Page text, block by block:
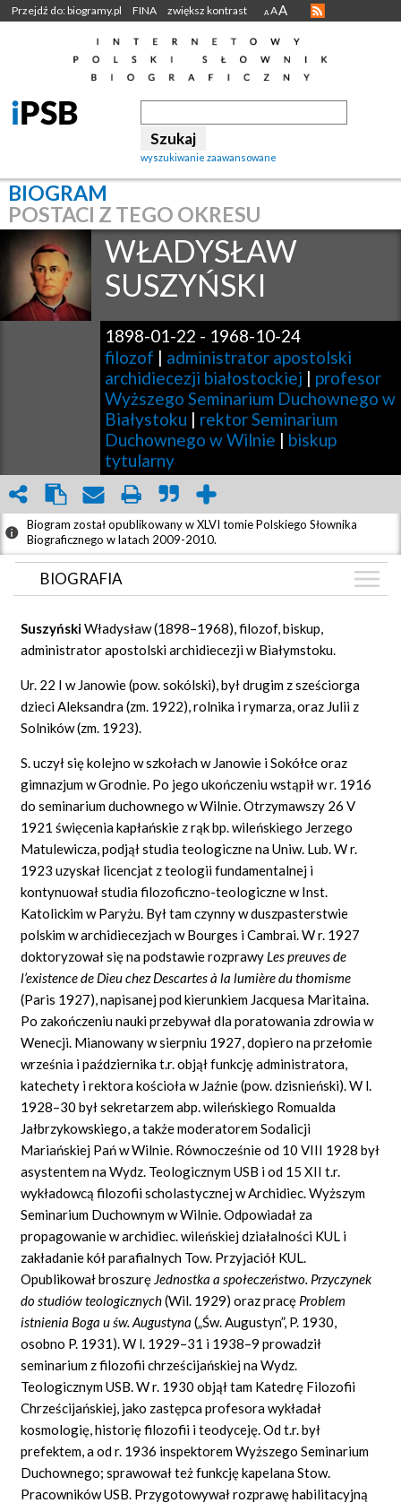
Przejdź do: biogramy.pl FINA zwiększ kontrast A AA
wyszukiwanie zaawansowane
BIOGRAM
POSTACI Z TEGO OKRESU
WŁADYSŁAW
SUSZYŃSKI
1898-01-22 - 1968-10-24
filozof | administrator apostolski
archidiecezji białostockiej | profesor
Wyższego Seminarium Duchownego w
Białystoku | rektor Seminarium
Duchownego w Wilnie | biskup
tytularny
Biogram został opublikowany w XLVI tomie Polskiego Słownika
Biograficznego w latach 2009-2010.
BIOGRAFIA
ZDJĘCIA (1)
GRAF POWIĄZAŃ
DYSKUSJA
Mapa
SuszyńskiWładysław (1898–1968), filozof, biskup,
administrator apostolski archidiecezji w Białymstoku.
Ur. 22 I w Janowie (pow. sokólski), był drugim z sześciorga
dzieci Aleksandra (zm. 1922), rolnika i rymarza, oraz Julii z
Solników (zm. 1923).
S. uczył się kolejno w szkołach w Janowie i Sokółce oraz
gimnazjum w Grodnie. Po jego ukończeniu wstąpił w r. 1916
do seminarium duchownego w Wilnie. Otrzymawszy 26 V
1921 święcenia kapłańskie z rąk bp. wileńskiego Jerzego
Matulewicza, podjął studia teologiczne na Uniw. Lub. W r.
1923 uzyskał licencjat z teologii fundamentalnej i
kontynuował studia filozoficzno-teologiczne w Inst.
Katolickim w Paryżu. Był tam czynny w duszpasterstwie
polskim w archidiecezjach w Bourges i Cambrai. W r. 1927
doktoryzował się na podstawie rozprawy Les preuves de
l’existence de Dieu chez Descartes à la lumière du thomisme
(Paris 1927), napisanej pod kierunkiem Jacquesa Maritaina.
Po zakończeniu nauki przebywał dla poratowania zdrowia w
Wenecji. Mianowany w sierpniu 1927, dopiero na przełomie
września i października t.r. objął funkcję administratora,
katechety i rektora kościoła w Jaźnie (pow. dzisnieński). W l.
1928–30 był sekretarzem abp. wileńskiego Romualda
Jałbrzykowskiego, a także moderatorem Sodalicji
Mariańskiej Pań w Wilnie. Równocześnie od 10 VIII 1928 był
asystentem na Wydz. Teologicznym USB i od 15 XII t.r.
wykładowcą filozofii scholastycznej w Archidiec. Wyższym
Seminarium Duchownym w Wilnie. Odpowiadał za
propagowanie w archidiec. wileńskiej działalności KUL i
zakładanie kół parafialnych Tow. Przyjaciół KUL.
Opublikował broszurę Jednostka a społeczeństwo. Przyczynek
do studiów teologicznych(Wil. 1929) oraz pracę Problem
istnienia Boga u św. Augustyna („Św. Augustyn”, P. 1930,
osobno P. 1931). W l. 1929–31 i 1938–9 prowadził
seminarium z filozofii chrześcijańskiej na Wydz.
Teologicznym USB. W r. 1930 objął tam Katedrę Filozofii
Chrześcijańskiej, jako zastępca profesora wykładał
kosmologię, historię filozofii i teodyceję. Od t.r. był
prefektem, a od r. 1936 inspektorem Wyższego Seminarium
Duchownego; sprawował też funkcję kapelana Stow.
Pracowników USB. Przygotowywał rozprawę habilitacyjną